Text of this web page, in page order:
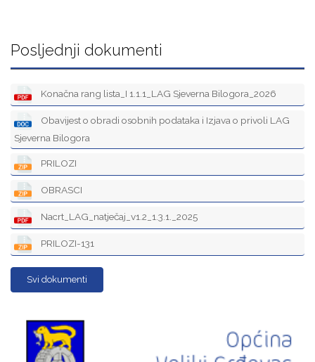
Posljednji dokumenti
Konačna rang lista_I 1.1.1_LAG Sjeverna Bilogora_2026
Obavijest o obradi osobnih podataka i Izjava o privoli LAG
Sjeverna Bilogora
PRILOZI
OBRASCI
Nacrt_LAG_natječaj_v1.2_1.3.1._2025
PRILOZI-131
Svi dokumenti